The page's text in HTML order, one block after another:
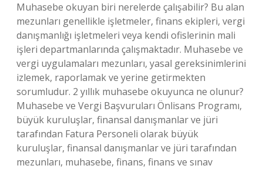
Muhasebe okuyan biri nerelerde çalışabilir? Bu alan
mezunları genellikle işletmeler, finans ekipleri, vergi
danışmanlığı işletmeleri veya kendi ofislerinin mali
işleri departmanlarında çalışmaktadır. Muhasebe ve
vergi uygulamaları mezunları, yasal gereksinimlerini
izlemek, raporlamak ve yerine getirmekten
sorumludur. 2 yıllık muhasebe okuyunca ne olunur?
Muhasebe ve Vergi Başvuruları Önlisans Programı,
büyük kuruluşlar, finansal danışmanlar ve jüri
tarafından Fatura Personeli olarak büyük
kuruluşlar, finansal danışmanlar ve jüri tarafından
mezunları, muhasebe, finans, finans ve sınav